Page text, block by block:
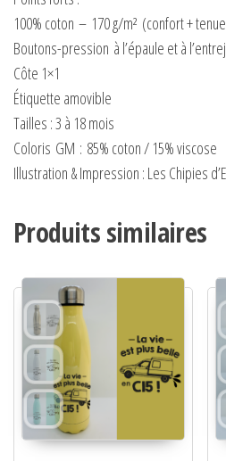
100% coton – 170 g/m² (confort +
Boutons-pression à l’épaule et à
Côte 1×1
Étiquette amovible
Tailles : 3 à 18 mois
Coloris GM : 85% coton / 15% viscose
Illustration & Impression : Les Chipies
Produits similaires